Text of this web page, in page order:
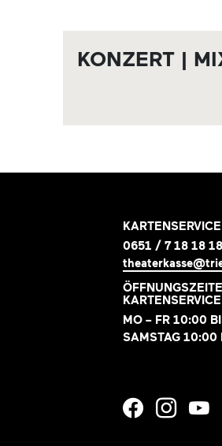
KONZERT |
KARTENSERVICE
0651 / 7 18 18 18
KARTENSERVICE
MO – FR 10:00
SAMSTAG 10:00